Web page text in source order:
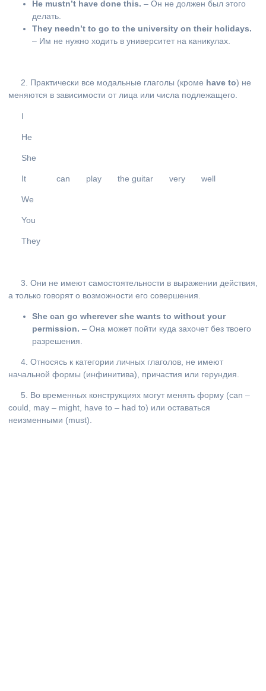
He mustn’t have done this. – Он не должен был этого
делать.
They needn’t to go to the university on their holidays.
– Им не нужно ходить в университет на каникулах.
2. Практически все модальные глаголы (кроме have to) не
меняются в зависимости от лица или числа подлежащего.
I
He
She
It
We
You
They
can play the guitar very well
3. Они не имеют самостоятельности в выражении действия,
а только говорят о возможности его совершения.
She can go wherever she wants to without your
permission. – Она может пойти куда захочет без твоего
разрешения.
4. Относясь к категории личных глаголов, не имеют
начальной формы (инфинитива), причастия или герундия.
5. Во временных конструкциях могут менять форму (can –
could, may – might, have to – had to) или оставаться
неизменными (must).